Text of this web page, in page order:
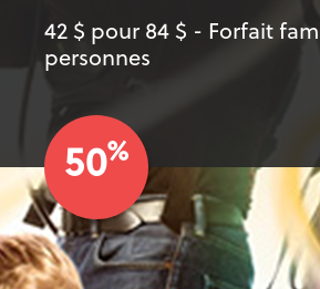
42 $ pour 84 $ - Forfait
personnes
50%